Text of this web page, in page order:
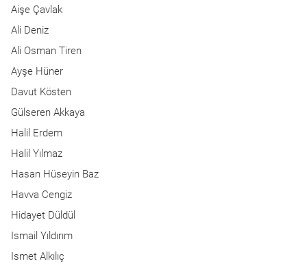
Aişe Çavlak
Ali Deniz
Ali Osman Tiren
Ayşe Hüner
Davut Kösten
Gülseren Akkaya
Halil Erdem
Halil Yılmaz
Hasan Hüseyin Baz
Havva Cengiz
Hidayet Düldül
Ismail Yıldırım
Ismet Alkılıç